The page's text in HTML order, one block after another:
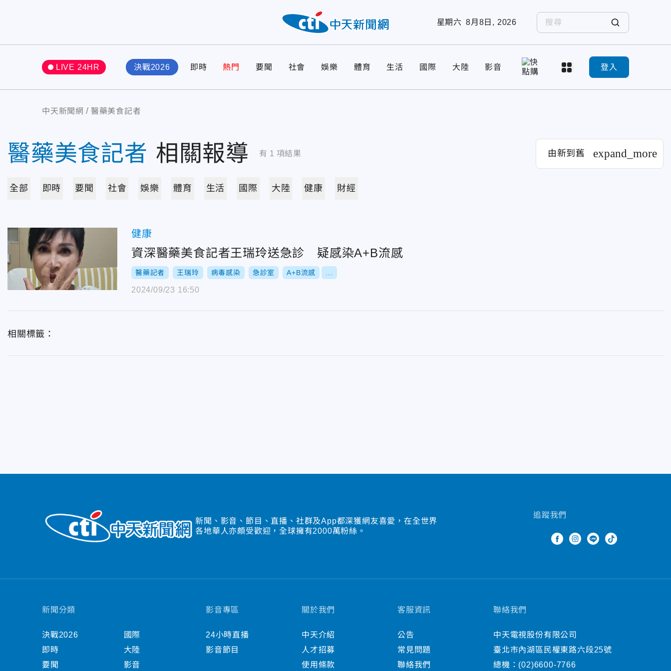
星期六 8月8日, 2026
LIVE 24HR 決戰2026 即時 熱門 要聞 社會 娛樂 體育 生活 國際 大陸 影音 登入
中天新聞網 醫藥美食記者
醫藥美食記者 相關報導 有 1 項結果 由新到舊 expand_more
全部 即時 要聞 社會 娛樂 體育 生活 國際 大陸 健康 財經
健康
資深醫藥美食記者王瑞玲送急診 疑感染A+B流感
醫藥記者 王瑞玲 病毒感染 急診室 A+B流感
2024/09/23 16:50
相關標籤：
新聞、影音、節目、直播、社群及App都深獲網友喜愛，在全世界
各地華人亦頗受歡迎，全球擁有2000萬粉絲。
追蹤我們
新聞分類
決戰2026
即時
要聞
國際
大陸
影音
影音專區
24小時直播
影音節目
關於我們
中天介紹
人才招募
使用條款
客服資訊
公告
常見問題
聯絡我們
聯絡我們
中天電視股份有限公司
臺北市內湖區民權東路六段25號
總機： (02)6600-7766